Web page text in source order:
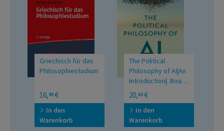
Griechisch für das
Philosophiestudium
UTB Grosse Reihe
16,40 €
In den
Warenkorb
The Political
Philosophy of AI|An
Introduction|. Board
book.
20,60 €
In den
Warenkorb